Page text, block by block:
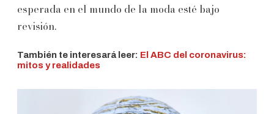
esperada en el mundo de la moda esté bajo
revisión.
También te interesará leer: El ABC del coronavirus:
mitos y realidades